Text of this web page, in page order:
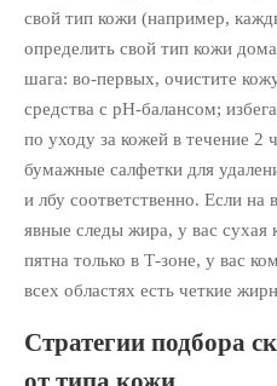
свой тип кожи (например,
определить свой тип кожи
шага: во-первых, очистите
средства с pH-балансом;
по уходу за кожей в течение 2
бумажные салфетки для
и лбу соответственно. Если на
явные следы жира, у вас сухая
пятна только в Т-зоне, у вас
всех областях есть четкие
Стратегии подбора